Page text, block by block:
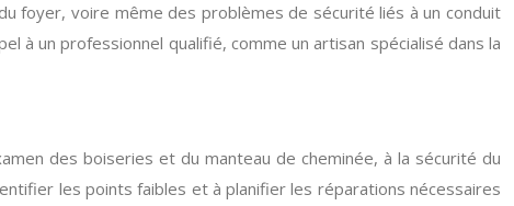
foyer, voire même des problèmes de sécurité liés à un conduit
à un professionnel qualifié, comme un artisan spécialisé dans la
des boiseries et du manteau de cheminée, à la sécurité du
les points faibles et à planifier les réparations nécessaires